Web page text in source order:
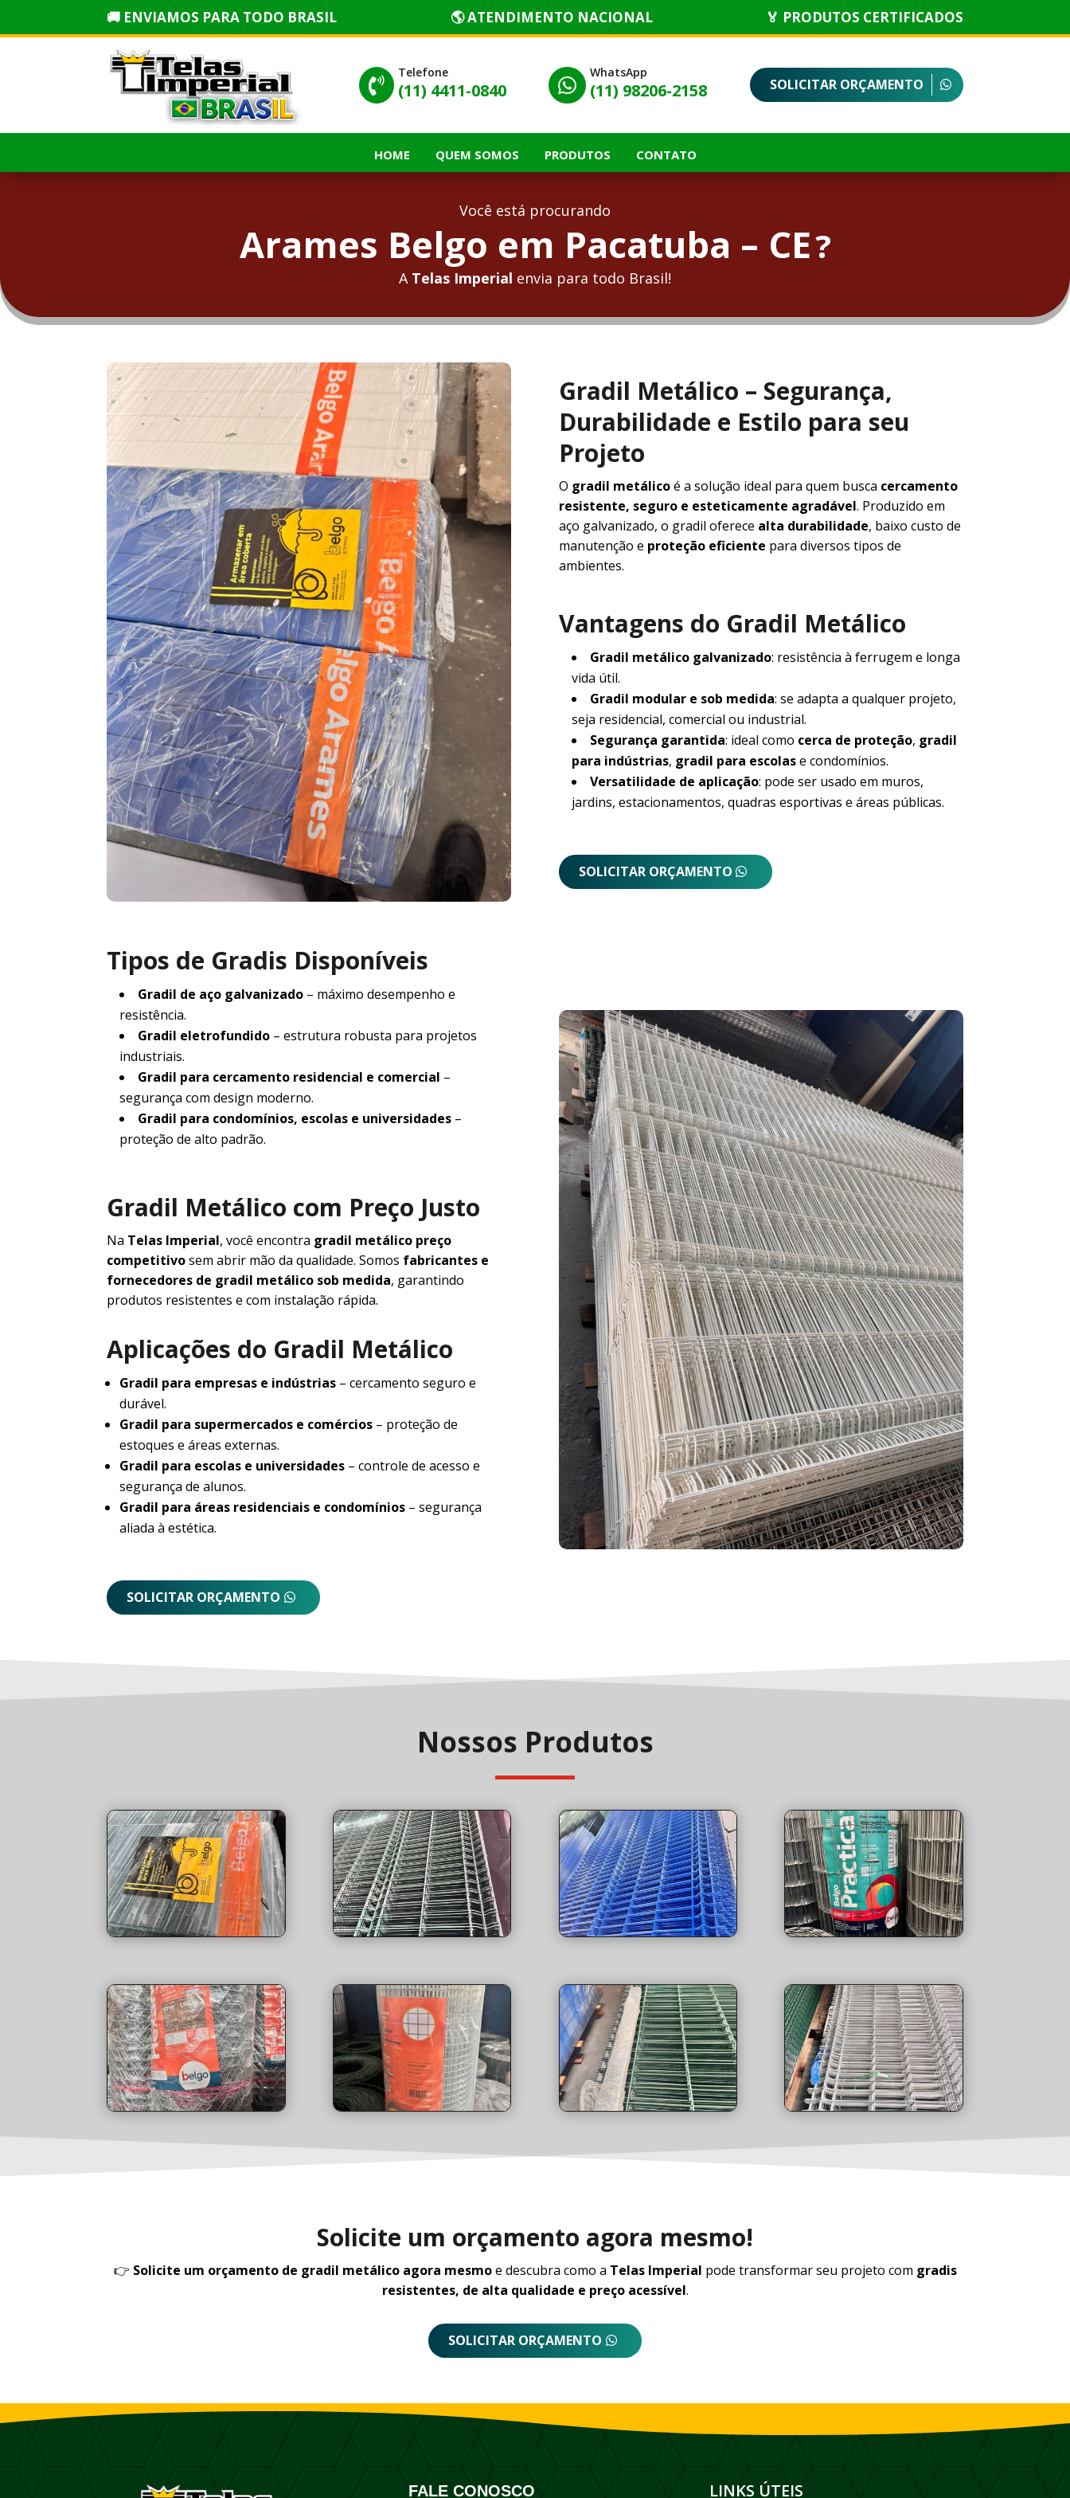
🚚 ENVIAMOS PARA TODO BRASIL 🌎 ATENDIMENTO NACIONAL 🏅 PRODUTOS CERTIFICADOS

Telefone
(11) 4411-0840 
WhatsApp
(11) 98206-2158 SOLICITAR ORÇAMENTO
HOME QUEM SOMOS PRODUTOS CONTATO
Você está procurando
Arames Belgo em Pacatuba – CE?
A Telas Imperial envia para todo Brasil!
Gradil Metálico – Segurança,
Durabilidade e Estilo para seu
Projeto
O gradil metálicoé a solução ideal para quem busca cercamento
resistente, seguro e esteticamente agradável. Produzido em
aço galvanizado, o gradil oferece alta durabilidade, baixo custo de
manutenção e proteção eficiente para diversos tipos de
ambientes.
Vantagens do Gradil Metálico
Gradil metálico galvanizado: resistência à ferrugem e longa
vida útil.
Gradil modular e sob medida: se adapta a qualquer projeto,
seja residencial, comercial ou industrial.
Segurança garantida: ideal como cerca de proteção, gradil
para indústrias, gradil para escolase condomínios.
Versatilidade de aplicação: pode ser usado em muros,
jardins, estacionamentos, quadras esportivas e áreas públicas.
SOLICITAR ORÇAMENTO
Tipos de Gradis Disponíveis
Gradil de aço galvanizado – máximo desempenho e
resistência.
Gradil eletrofundido – estrutura robusta para projetos
industriais.
Gradil para cercamento residencial e comercial –
segurança com design moderno.
Gradil para condomínios, escolas e universidades –
proteção de alto padrão.
Gradil Metálico com Preço Justo
Na Telas Imperial, você encontra gradil metálico preço
competitivosem abrir mão da qualidade. Somos fabricantes e
fornecedores de gradil metálico sob medida, garantindo
produtos resistentes e com instalação rápida.
Aplicações do Gradil Metálico
Gradil para empresas e indústrias – cercamento seguro e
durável.
Gradil para supermercados e comércios – proteção de
estoques e áreas externas.
Gradil para escolas e universidades – controle de acesso e
segurança de alunos.
Gradil para áreas residenciais e condomínios – segurança
aliada à estética.
SOLICITAR ORÇAMENTO
Nossos Produtos
Solicite um orçamento agora mesmo!
👉 Solicite um orçamento de gradil metálico agora mesmoe descubra como a Telas Imperial pode transformar seu projeto com gradis
resistentes, de alta qualidade e preço acessível.
SOLICITAR ORÇAMENTO
FALE CONOSCO LINKS ÚTEIS